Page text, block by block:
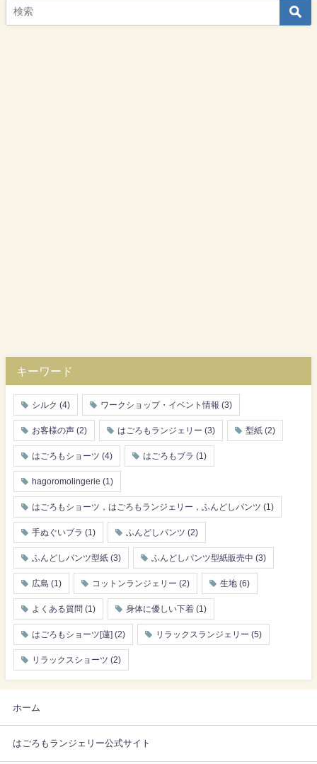
キーワード
シルク (4) ワークショップ・イベント情報 (3)
お客様の声 (2) はごろもランジェリー (3) 型紙 (2)
はごろもショーツ (4) はごろもブラ (1)
hagoromolingerie (1)
はごろもショーツ，はごろもランジェリー，ふんどしパンツ (1)
手ぬぐいブラ (1) ふんどしパンツ (2)
ふんどしパンツ型紙 (3) ふんどしパンツ型紙販売中 (3)
広島 (1) コットンランジェリー (2) 生地 (6)
よくある質問 (1) 身体に優しい下着 (1)
はごろもショーツ[蓮] (2) リラックスランジェリー (5)
リラックスショーツ (2)
ホーム
はごろもランジェリー公式サイト